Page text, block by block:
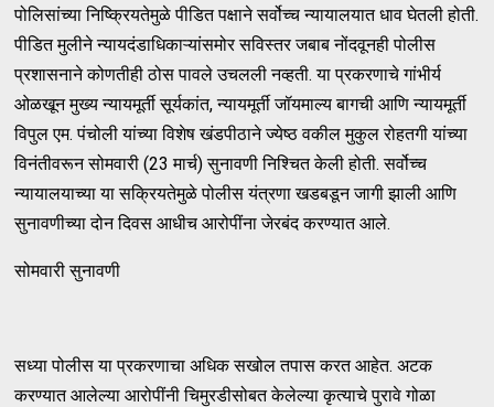
पोलिसांच्या निष्क्रियतेमुळे पीडित पक्षाने सर्वोच्च न्यायालयात धाव घेतली होती.
पीडित मुलीने न्यायदंडाधिकाऱ्यांसमोर सविस्तर जबाब नोंदवूनही पोलीस
प्रशासनाने कोणतीही ठोस पावले उचलली नव्हती. या प्रकरणाचे गांभीर्य
ओळखून मुख्य न्यायमूर्ती सूर्यकांत, न्यायमूर्ती जॉयमाल्य बागची आणि न्यायमूर्ती
विपुल एम. पंचोली यांच्या विशेष खंडपीठाने ज्येष्ठ वकील मुकुल रोहतगी यांच्या
विनंतीवरून सोमवारी (23 मार्च) सुनावणी निश्चित केली होती. सर्वोच्च
न्यायालयाच्या या सक्रियतेमुळे पोलीस यंत्रणा खडबडून जागी झाली आणि
सुनावणीच्या दोन दिवस आधीच आरोपींना जेरबंद करण्यात आले.
सोमवारी सुनावणी
सध्या पोलीस या प्रकरणाचा अधिक सखोल तपास करत आहेत. अटक
करण्यात आलेल्या आरोपींनी चिमुरडीसोबत केलेल्या कृत्याचे पुरावे गोळा